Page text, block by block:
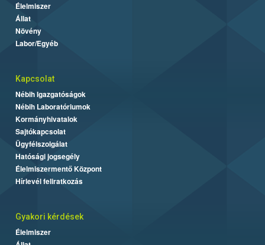
Élelmiszer
Állat
Növény
Labor/Egyéb
Kapcsolat
Nébih Igazgatóságok
Nébih Laboratóriumok
Kormányhivatalok
Sajtókapcsolat
Ügyfélszolgálat
Hatósági jogsegély
Élelmiszermentő Központ
Hírlevél feliratkozás
Gyakori kérdések
Élelmiszer